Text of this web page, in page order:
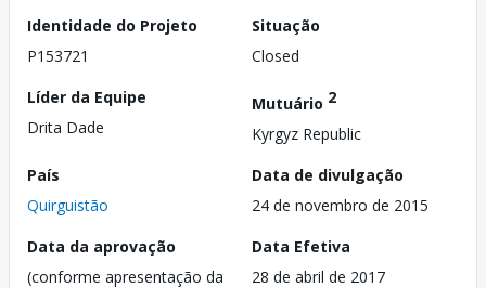
Identidade do Projeto
P153721
Situação
Closed
Líder da Equipe
Drita Dade
Mutuário 2
Kyrgyz Republic
País
Quirguistão
Data de divulgação
24 de novembro de 2015
Data da aprovação
(conforme apresentação da
Data Efetiva
28 de abril de 2017